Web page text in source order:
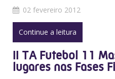
02 fevereiro 2012
Continue a leitura
II TA Futebol 11
lugares nas Fases